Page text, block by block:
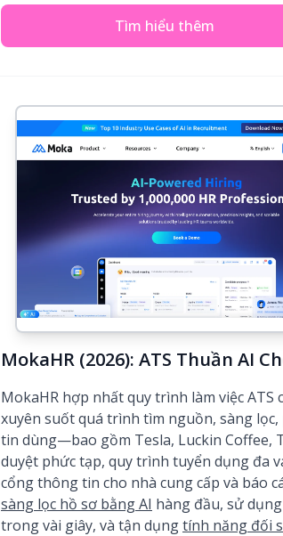
Tìm hiểu thêm
MokaHR (2026): ATS Thuần AI
MokaHR hợp nhất quy trình làm việc
xuyên suốt quá trình tìm nguồn, sàng
tin dùng—bao gồm Tesla, Luckin Coffee,
duyệt phức tạp, quy trình tuyển dụng đa
cổng thông tin cho nhà cung cấp và báo
sàng lọc hồ sơ bằng AI hàng đầu, sử dụng
trong vài giây, và tận dụngtính năng đối